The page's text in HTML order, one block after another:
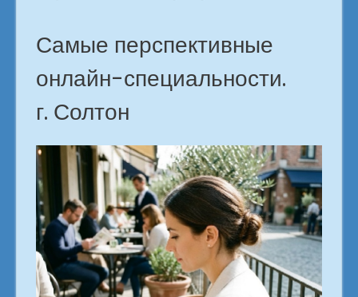
Самые перспективные
онлайн-специальности.
г. Солтон